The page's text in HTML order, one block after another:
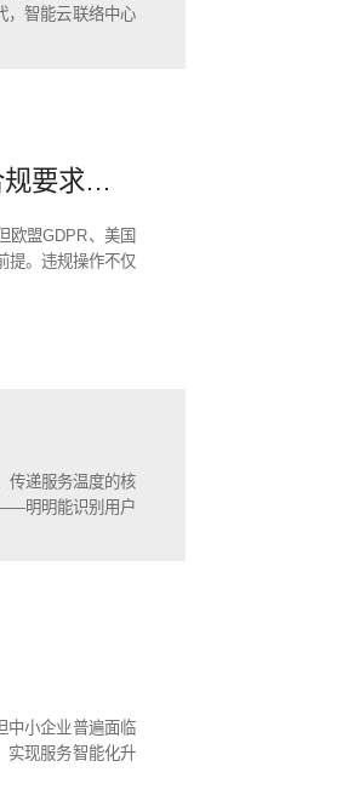
，智能云联络中心
出海企业AI外呼客服：应对GDPR、TCPA等国际合规要求的方案
欧盟GDPR、美国
提。违规操作不仅
传递服务温度的核
明明能识别用户
中小企业普遍面临
实现服务智能化升